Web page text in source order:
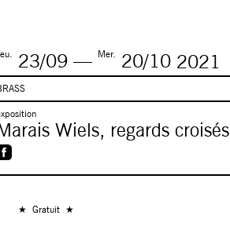
23/09— Mer. 20/102021
Wiels, regards croisés
★ Gratuit ★